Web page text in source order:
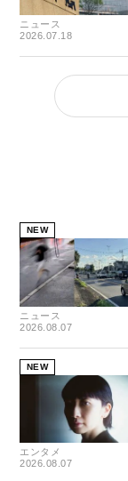
ニュース
2026.07.18
NEW
ニュース
2026.08.07
NEW
エンタメ
2026.08.07